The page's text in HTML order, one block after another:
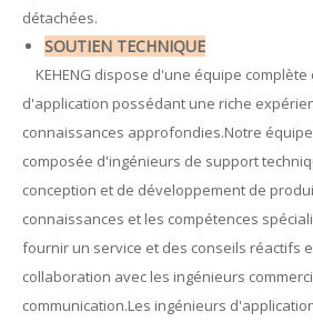
détachées.
SOUTIEN TECHNIQUE
KEHENG dispose d'une équipe
d'application possédant une riche
connaissances approfondies.Notre
composée d'ingénieurs de support
conception et de développement de
connaissances et les compétences
fournir un service et des conseils réactifs
collaboration avec les ingénieurs
communication.Les ingénieurs